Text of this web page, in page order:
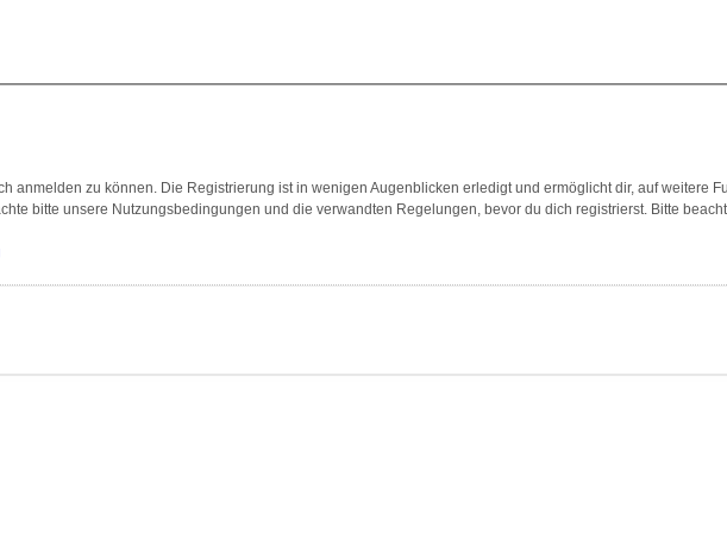
anmelden zu können. Die Registrierung ist in wenigen Augenblicken erledigt und ermöglicht dir, auf weitere
bitte unsere Nutzungsbedingungen und die verwandten Regelungen, bevor du dich registrierst. Bitte